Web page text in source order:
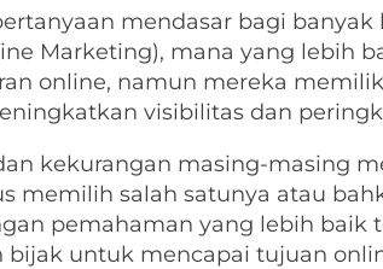
mendasar bagi banyak
Marketing), mana yang lebih
online, namun mereka
visibilitas dan
kekurangan masing-masing
memilih salah satunya atau
pemahaman yang lebih baik
untuk mencapai tujuan